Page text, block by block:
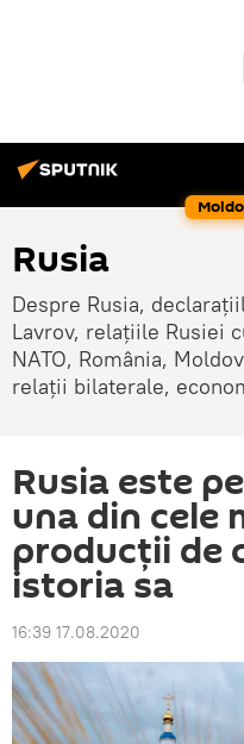
Rusia
Despre Rusia,
Lavrov, relațiile Rusiei
NATO, România,
relații bilaterale,
Rusia este
una din cele
producții de
istoria sa
16:39 17.08.2020